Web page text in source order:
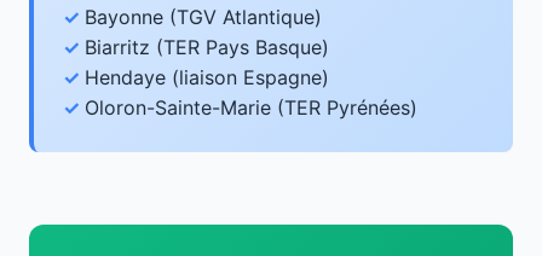
Bayonne (TGV Atlantique)
Biarritz (TER Pays Basque)
Hendaye (liaison Espagne)
Oloron-Sainte-Marie (TER Pyrénées)